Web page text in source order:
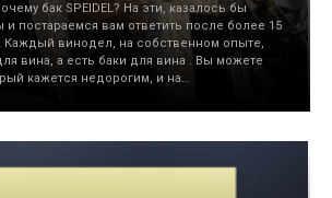
бак SPEIDEL? На эти, казалось бы
постараемся вам ответить после более 15
Каждый винодел, на собственном опыте,
вина, а есть баки для вина . Вы можете
кажется недорогим, и на…